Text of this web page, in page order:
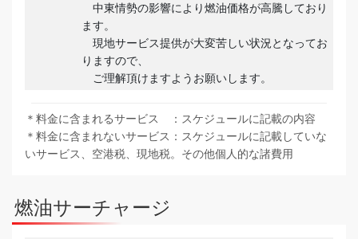
中東情勢の影響により燃油価格が高騰しており
ます。
現地サービス提供が大変苦しい状況となってお
りますので、
ご理解頂けますようお願いします。
＊料金に含まれるサービス ：スケジュールに記載の内容
＊料金に含まれないサービス：スケジュールに記載していな
いサービス、空港税、現地税。その他個人的な諸費用
燃油サーチャージ